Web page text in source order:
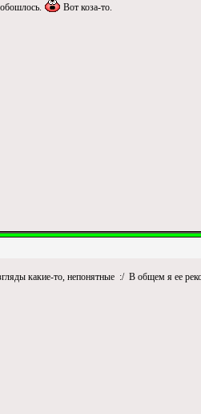
Вот коза-то.
какие-то, непонятные :/ В общем я ее